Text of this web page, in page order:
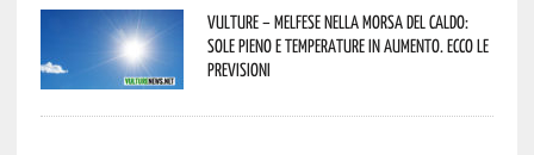
Vulture – melfese nella morsa del caldo:
sole pieno e temperature in aumento. Ecco le
previsioni